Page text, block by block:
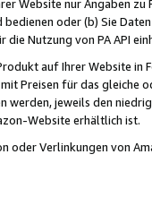
Website nur Angaben
oder (b) Sie
Nutzung von PA API
auf Ihrer Website
Preisen für das
jeweils den
Website erhältlich ist.
oder Verlinkungen von